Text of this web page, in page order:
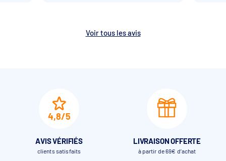
Voir tous les avis
4,8/5
AVIS VÉRIFIÉS
clients satisfaits
LIVRAISON OFFERTE
à partir de 69€ d’achat